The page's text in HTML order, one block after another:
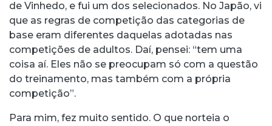
de Vinhedo, e fui um dos selecionados. No Japão, vi
que as regras de competição das categorias de
base eram diferentes daquelas adotadas nas
competições de adultos. Daí, pensei: “tem uma
coisa aí. Eles não se preocupam só com a questão
do treinamento, mas também com a própria
competição”.
Para mim, fez muito sentido. O que norteia o